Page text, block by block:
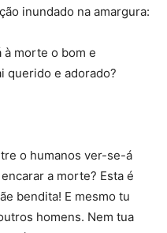
inundado na amargura:
à morte o bom e
querido e adorado?
o humanos ver-se-á
a morte? Esta é
bendita! E mesmo tu
homens. Nem tua